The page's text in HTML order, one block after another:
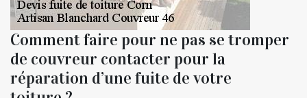
Comment faire pour ne pas se tromper
de couvreur contacter pour la
réparation d’une fuite de votre